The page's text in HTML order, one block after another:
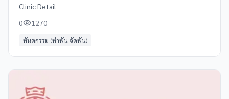
Clinic Detail
0
1270
ทันตกรรม (ทำฟัน จัดฟัน)